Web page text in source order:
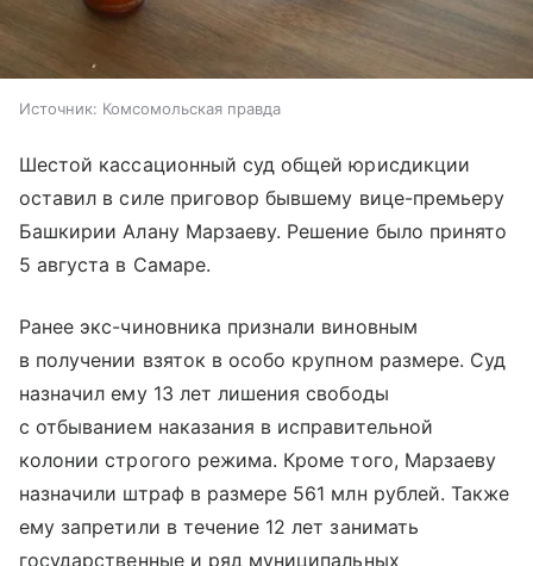
Источник: Комсомольская правда
Шестой кассационный суд общей юрисдикции
оставил в силе приговор бывшему вице-премьеру
Башкирии Алану Марзаеву. Решение было принято
5 августа в Самаре.
Ранее экс-чиновника признали виновным
в получении взяток в особо крупном размере. Суд
назначил ему 13 лет лишения свободы
с отбыванием наказания в исправительной
колонии строгого режима. Кроме того, Марзаеву
назначили штраф в размере 561 млн рублей. Также
ему запретили в течение 12 лет занимать
государственные и ряд муниципальных